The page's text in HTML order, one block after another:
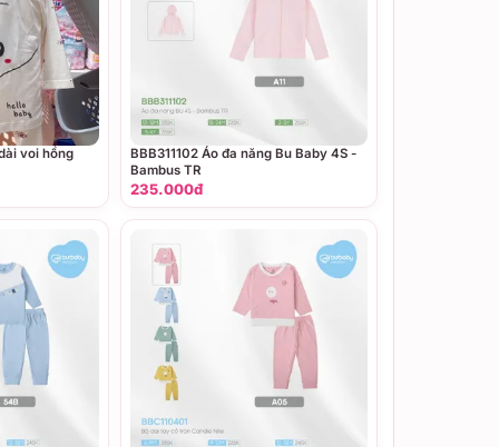
voi hồng
BBB311102 Áo đa năng Bu Baby 4S -
Bambus TR
235.000đ